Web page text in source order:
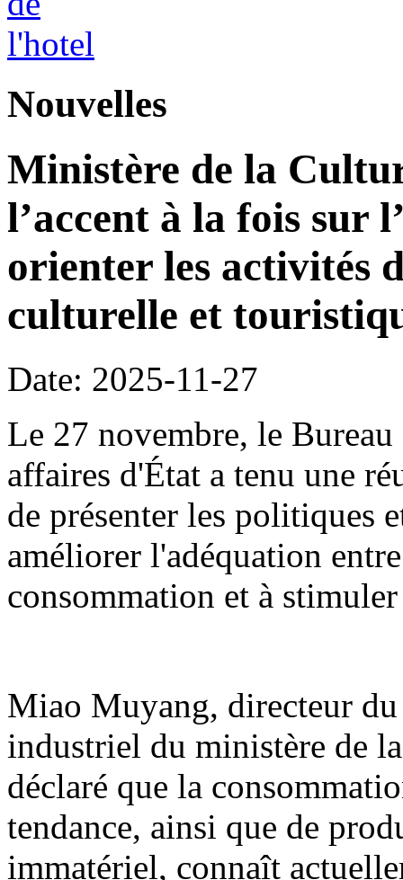
Nouvelles
Ministère de la
l’accent à la fois sur
orienter les activités
culturelle et
Date: 2025-11-27
Le 27 novembre, le
affaires d'État a tenu une
de présenter les politiques
améliorer l'adéquation
consommation et à
Miao Muyang, directeur
industriel du ministère de
déclaré que la
tendance, ainsi que de
immatériel, connaît